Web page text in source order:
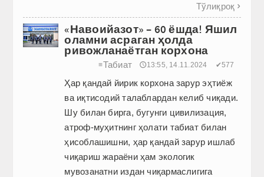
Тўлиқроқ 
«Навоийазот» – 60 ёшда! Яшил
оламни асраган ҳолда
ривожланаётган корхона
≡Табиат 🕔13:55, 14.11.2024 ✔577
Ҳар қандай йирик корхона зарур эҳтиёж
ва иқтисодий талаблардан келиб чиқади.
Шу билан бирга, бугунги цивилизация,
атроф-муҳитнинг ҳолати табиат билан
ҳисоблашишни, ҳар қандай зарур ишлаб
чиқариш жараёни ҳам экологик
мувозанатни издан чиқармаслигига